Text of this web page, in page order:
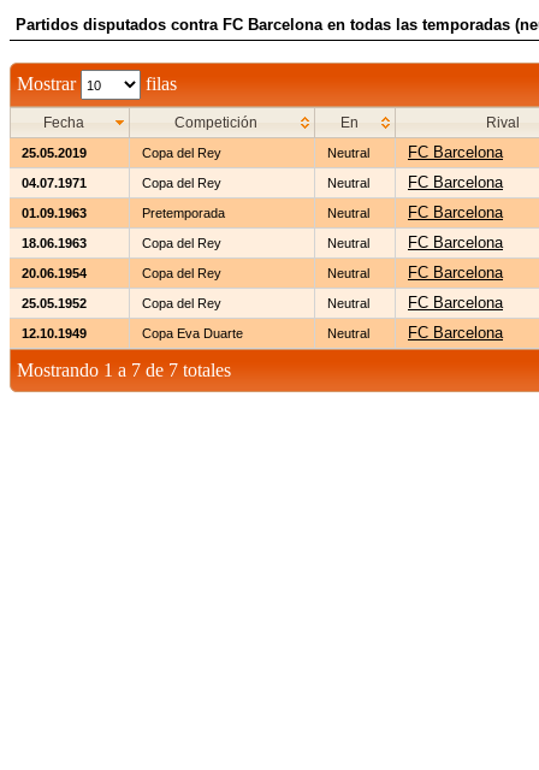
Partidos disputados contra FC Barcelona en todas las temporadas
Mostrar filas
Fecha Competición En Rival
25.05.2019 Copa del Rey Neutral FC Barcelona
04.07.1971 Copa del Rey Neutral FC Barcelona
01.09.1963 Pretemporada Neutral FC Barcelona
18.06.1963 Copa del Rey Neutral FC Barcelona
20.06.1954 Copa del Rey Neutral FC Barcelona
25.05.1952 Copa del Rey Neutral FC Barcelona
12.10.1949 Copa Eva Duarte Neutral FC Barcelona
Mostrando 1 a 7 de 7 totales